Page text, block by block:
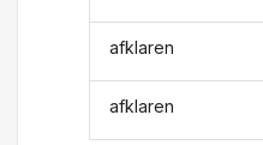
afklaren
afklaren